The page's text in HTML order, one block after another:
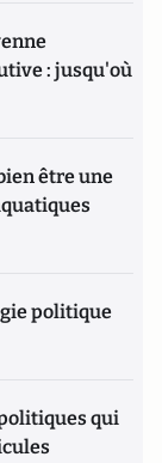
: jusqu'où
être une
politique
qui